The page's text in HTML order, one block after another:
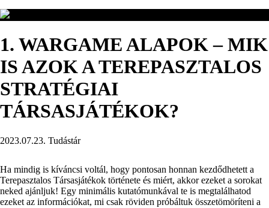
1. WARGAME ALAPOK – MIK
IS AZOK A TEREPASZTALOS
STRATÉGIAI
TÁRSASJÁTÉKOK?
2023.07.23. Tudástár
Ha mindig is kíváncsi voltál, hogy pontosan honnan kezdődhetett a
Terepasztalos Társasjátékok története és miért, akkor ezeket a sorokat
neked ajánljuk! Egy minimális kutatómunkával te is megtalálhatod
ezeket az információkat, mi csak röviden próbáltuk összetömöríteni a